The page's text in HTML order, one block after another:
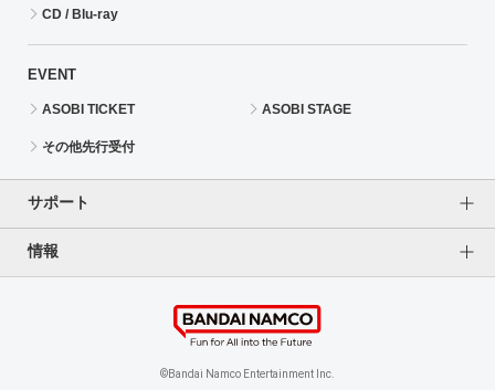
CD / Blu-ray
EVENT
ASOBI TICKET ASOBI STAGE
その他先行受付
サポート
よくあるご質問（FAQ）
情報
個人情報保護方針
特定商取引法に基づく表記 企業情報
©Bandai Namco Entertainment Inc.